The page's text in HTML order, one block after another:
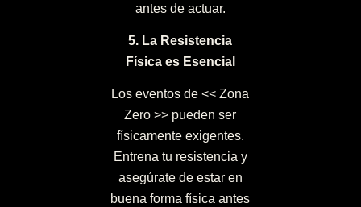
antes de actuar.
5. La Resistencia
Física es Esencial
Los eventos de << Zona
Zero >> pueden ser
físicamente exigentes.
Entrena tu resistencia y
asegúrate de estar en
buena forma física antes